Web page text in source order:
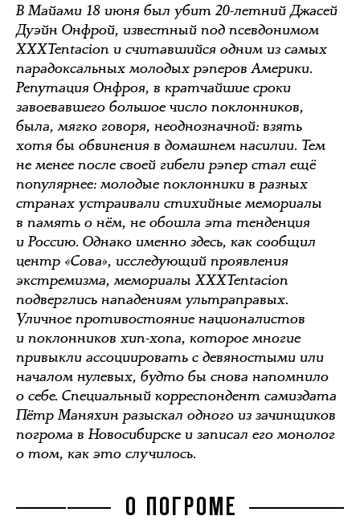
В Майами 18 июня был убит 20-летний Джасей
Дуэйн Онфрой, известный под псевдонимом
XXXTentacion и считавшийся одним из самых
парадоксальных молодых рэперов Америки.
Репутация Онфроя, в кратчайшие сроки
завоевавшего большое число поклонников,
была, мягко говоря, неоднозначной: взять
хотя бы обвинения в домашнем насилии. Тем
не менее после своей гибели рэпер стал ещё
популярнее: молодые поклонники в разных
странах устраивали стихийные мемориалы
в память о нём, не обошла эта тенденция
и Россию. Однако именно здесь, как сообщил
центр «Сова», исследующий проявления
экстремизма, мемориалы XXXTentacion
подверглись нападениям ультраправых.
Уличное противостояние националистов
и поклонников хип-хопа, которое многие
привыкли ассоциировать с девяностыми или
началом нулевых, будто бы снова напомнило
о себе. Специальный корреспондент самиздата
Пётр Маняхин разыскал одного из зачинщиков
погрома в Новосибирске и записал его монолог
о том, как это случилось.
О ПОГРОМЕ